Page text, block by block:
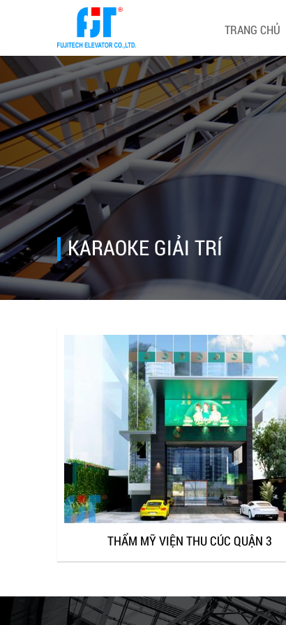
TRANG CHỦ
KARAOKE GIẢI TRÍ
THẨM MỸ VIỆN THU CÚC QUẬN 3